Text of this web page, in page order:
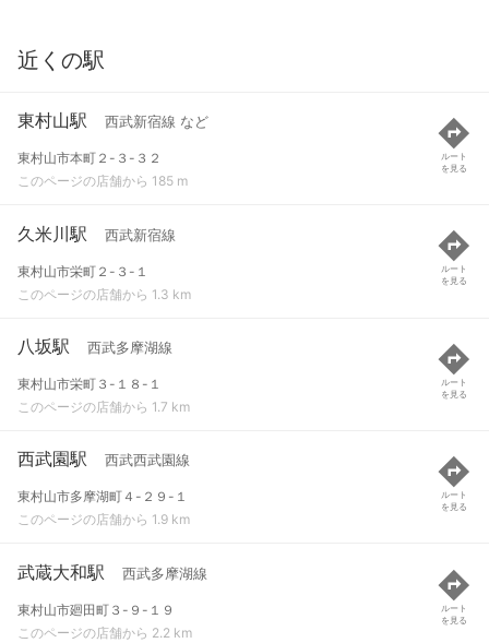
近くの駅
東村山駅 西武新宿線 など
東村山市本町２-３-３２
このページの店舗から 185 m
ルート
を見る
久米川駅 西武新宿線
東村山市栄町２-３-１
このページの店舗から 1.3 km
ルート
を見る
八坂駅 西武多摩湖線
東村山市栄町３-１８-１
このページの店舗から 1.7 km
ルート
を見る
西武園駅 西武西武園線
東村山市多摩湖町４-２９-１
このページの店舗から 1.9 km
ルート
を見る
武蔵大和駅 西武多摩湖線
東村山市廻田町３-９-１９
このページの店舗から 2.2 km
ルート
を見る